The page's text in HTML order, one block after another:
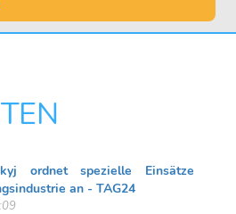
ordnet spezielle Einsätze
an - TAG24